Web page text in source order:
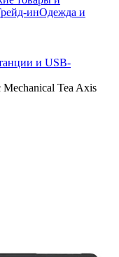
инОдежда и
и USB-
Tea Axis